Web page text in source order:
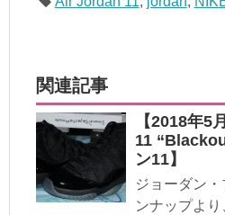
関連記事
【2018年
11
ン11】
ジョーダン
ンナップよ